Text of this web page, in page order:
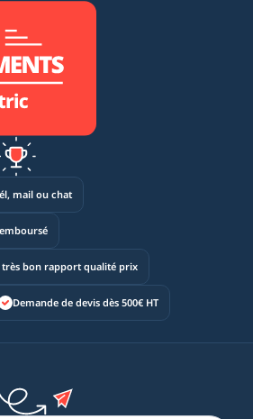
mail ou chat
très bon rapport qualité prix
Demande de devis dès 500€ HT